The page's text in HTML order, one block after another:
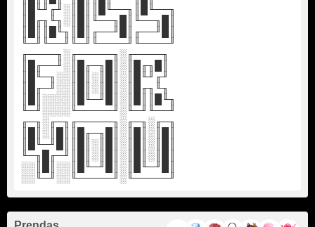
║█╙╜╓╜░║█║║█╙──╖║█╙──╖
║█╓╖╙╖░║█║╙──╖█║╙──╖█║
║█║║█╙╖║█║╓──╜█║╓──╜█║
╙─╜╙──╜╙─╜╙────╜╙────╜
╓────╖░╓─────╖░╓────╖
║█╓──╜░║█╓─╖█║░║█╓╖█║
║█╙─╖░░║█║░║█║░║█╙╜╓╜
║█╓─╜░░║█║░║█║░║█╓╖╙╖
║█║░░░░║█╙─╜█║░║█║║█╙╖
╙─╜░░░░╙─────╜░╙─╜╙──╜
╓─╖░╓─╖╓─────╖░╓─╖░╓─╖
║█║░║█║║█╓─╖█║░║█║░║█║
║█╙─╜█║║█║░║█║░║█║░║█║
╙─╖█╓─╜║█║░║█║░║█║░║█║
░░║█║░░║█╙─╜█║░║█╙─╜█║
░░╙─╜░░╙─────╜░╙─────╜